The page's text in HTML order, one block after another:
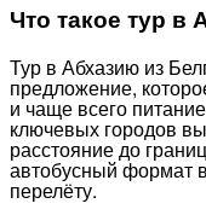
Что такое тур в
Тур в Абхазию из
предложение,
и чаще всего
ключевых городов
расстояние до
автобусный формат
перелёту.